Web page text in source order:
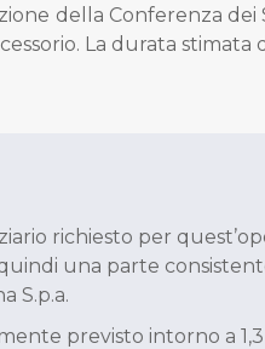
della Conferenza dei
La durata stimata
richiesto per
una parte
S.p.a.
previsto intorno a